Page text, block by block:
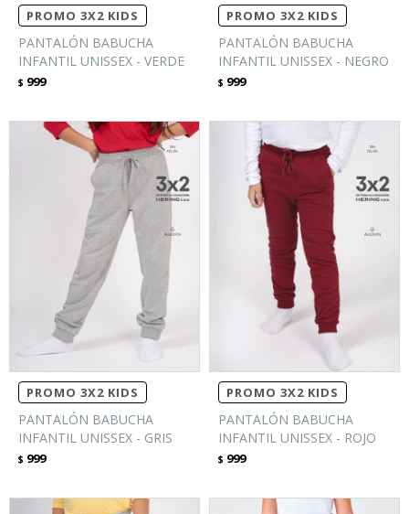
PROMO 3X2 KIDS
PANTALÓN BABUCHA
INFANTIL UNISSEX - VERDE
$ 999
PROMO 3X2 KIDS
PANTALÓN BABUCHA
INFANTIL UNISSEX - NEGRO
$ 999
PROMO 3X2 KIDS
PANTALÓN BABUCHA
INFANTIL UNISSEX - GRIS
$ 999
PROMO 3X2 KIDS
PANTALÓN BABUCHA
INFANTIL UNISSEX - ROJO
$ 999